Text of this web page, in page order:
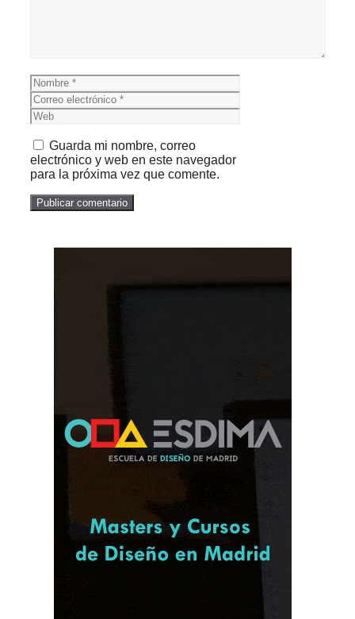
Nombre
Correo
electrónico
Web
Guarda mi nombre, correo
electrónico y web en este navegador
para la próxima vez que comente.